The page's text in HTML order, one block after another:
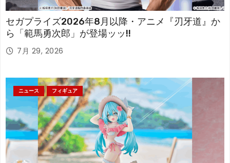
セガプライズ2026年8月以降・アニメ『刃牙道』か
ら「範馬勇次郎」が登場ッッ!!
7月 29, 2026
ニュース フィギュア